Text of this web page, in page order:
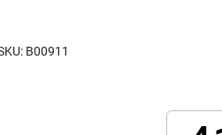
B00911